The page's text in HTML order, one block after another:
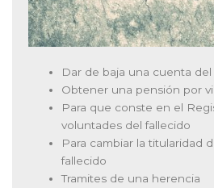
Dar de baja una cuenta
Obtener una pensión por
Para que conste en el
voluntades del fallecido
Para cambiar la titularidad
fallecido
Tramites de una herencia